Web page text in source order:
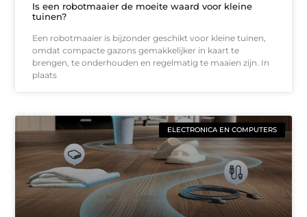
Is een robotmaaier de moeite waard voor kleine
tuinen?
Een robotmaaier is bijzonder geschikt voor kleine tuinen,
omdat compacte gazons gemakkelijker in kaart te
brengen, te onderhouden en regelmatig te maaien zijn. In
plaats
ELECTRONICA EN COMPUTERS